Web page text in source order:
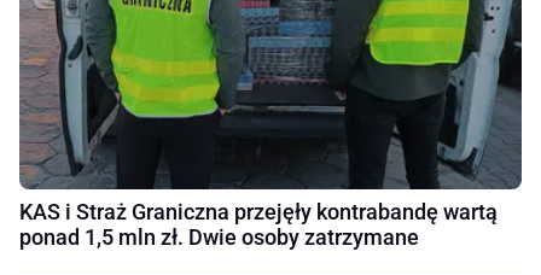
KAS i Straż Graniczna przejęły kontrabandę wartą
ponad 1,5 mln zł. Dwie osoby zatrzymane